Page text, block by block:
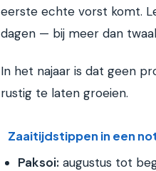
eerste echte vorst komt.
dagen — bij meer dan
In het najaar is dat geen
rustig te laten groeien.
Zaaitijdstippen in een
Paksoi: augustus tot